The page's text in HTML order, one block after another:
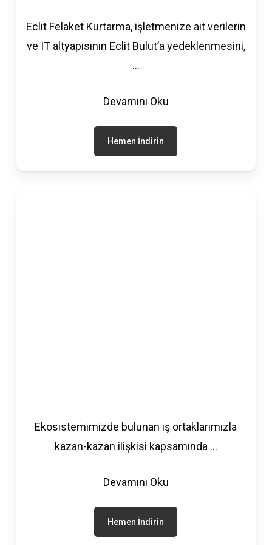
Eclit Felaket Kurtarma, işletmenize ait verilerin
ve IT altyapısının Eclit Bulut’a yedeklenmesini,
...
Devamını Oku
Hemen İndirin
Ekosistemimizde bulunan iş ortaklarımızla
kazan-kazan ilişkisi kapsamında ...
Devamını Oku
Hemen İndirin